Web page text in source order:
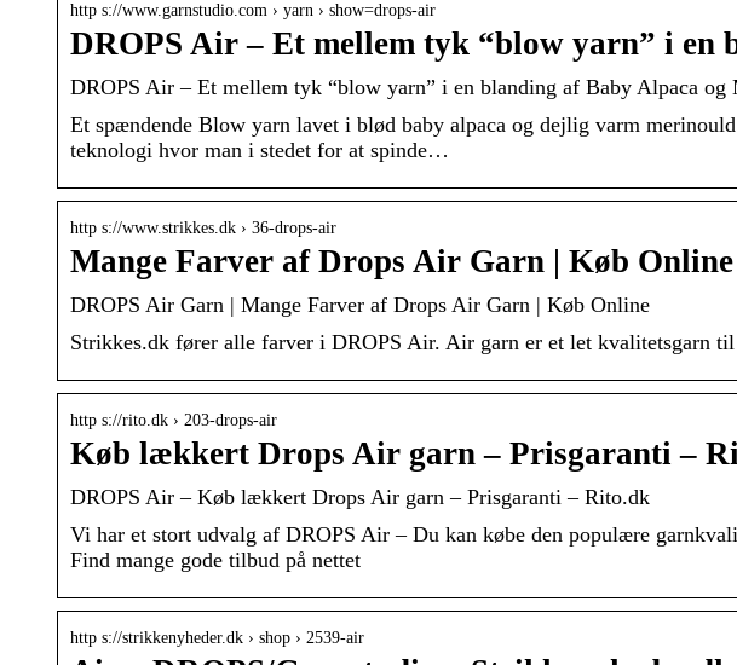
http s://www.garnstudio.com › yarn › show=drops-air
DROPS Air – Et mellem tyk “blow yarn” i en
DROPS Air – Et mellem tyk “blow yarn” i en blanding af Baby Alpaca og
Et spændende Blow yarn lavet i blød baby alpaca og dejlig varm
teknologi hvor man i stedet for at spinde…
http s://www.strikkes.dk › 36-drops-air
Mange Farver af Drops Air Garn | Køb
DROPS Air Garn | Mange Farver af Drops Air Garn | Køb Online
Strikkes.dk fører alle farver i DROPS Air. Air garn er et let kvalitetsgarn
http s://rito.dk › 203-drops-air
Køb lækkert Drops Air garn – Prisgaranti –
DROPS Air – Køb lækkert Drops Air garn – Prisgaranti – Rito.dk
Vi har et stort udvalg af DROPS Air – Du kan købe den populære
Find mange gode tilbud på nettet
http s://strikkenyheder.dk › shop › 2539-air